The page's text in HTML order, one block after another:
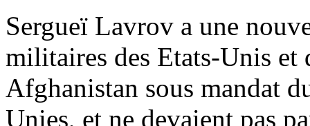
Sergueï Lavrov a une
militaires des Etats-Unis et
Afghanistan sous mandat
Unies, et ne devaient pas